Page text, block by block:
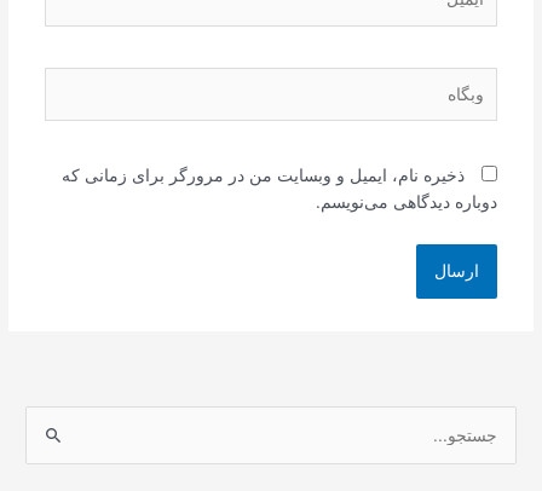
ذخیره نام، ایمیل و وبسایت من در مرورگر برای زمانی که
دوباره دیدگاهی می‌نویسم.